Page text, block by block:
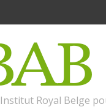
Institut Royal Belge